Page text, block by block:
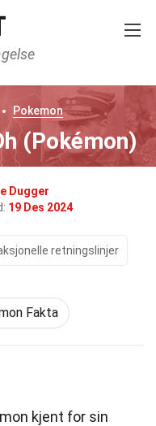
Pokemon
(Pokémon)
Dugger
19 Des 2024
retningslinjer
Fakta
kjent for sin